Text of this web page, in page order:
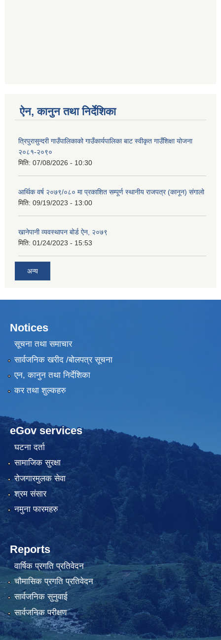
ऐन, कानुन तथा निर्देशिका
त्रिपुरासुन्दरी गाउँपालिकाको गाउँकार्यपालिका बाट स्वीकृत गाउँशिक्षा योजना
२०८१-२०९०
मिति: 07/08/2026 - 10:30
आर्थिक वर्ष २०७९/०८० मा प्रकाशित सम्पूर्ण स्थानीय राजपत्र (कानून) संगालो
मिति: 09/19/2023 - 13:00
खानेपानी व्यवस्थापन बोर्ड ऐन, २०७९
मिति: 01/24/2023 - 15:53
अन्य
Notices
सूचना तथा समाचार
सार्वजनिक खरीद /बोलपत्र सूचना
एन, कानुन तथा निर्देशिका
कर तथा शुल्कहरु
eGov services
घटना दर्ता
सामाजिक सुरक्षा
रोजगारमुलक सेवा
श्रम संसार
नमुना फारमहरु
Reports
वार्षिक प्रगति प्रतिवेदन
चौमासिक प्रगति प्रतिवेदन
सार्वजनिक सुनुवाई
सार्वजनिक परीक्षण